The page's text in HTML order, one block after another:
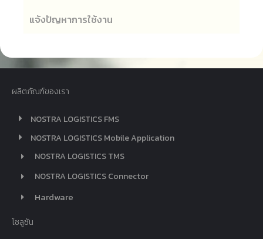
แจ้งปัญหาการใช้งาน
ผลิตภัณฑ์ของเรา
NOSTRA LOGISTICS FMS
NOSTRA LOGISTICS Mobile Application
NOSTRA LOGISTICS TMS
NOSTRA LOGISTICS Connector
Hardware
โซลูชัน